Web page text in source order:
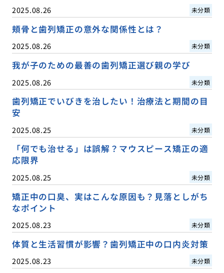
2025.08.26 未分類
頬骨と歯列矯正の意外な関係性とは？
2025.08.26 未分類
我が子のための最善の歯列矯正選び親の学び
2025.08.26 未分類
歯列矯正でいびきを治したい！治療法と期間の目
安
2025.08.25 未分類
「何でも治せる」は誤解？マウスピース矯正の適
応限界
2025.08.25 未分類
矯正中の口臭、実はこんな原因も？見落としがち
なポイント
2025.08.23 未分類
体質と生活習慣が影響？歯列矯正中の口内炎対策
2025.08.23 未分類